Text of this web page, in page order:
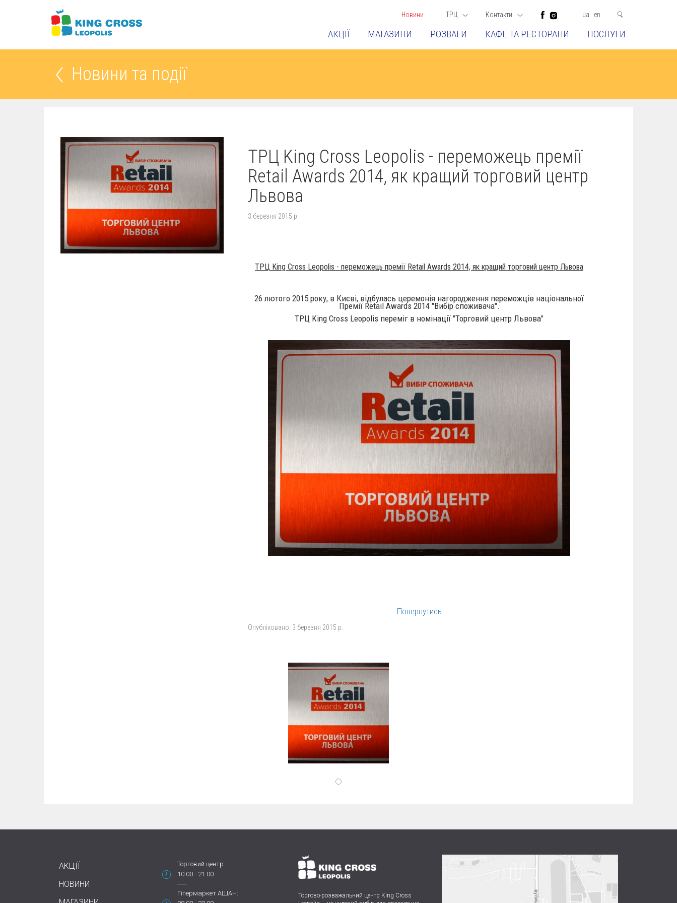
Новини ТРЦ Контакти ua en
АКЦІЇ МАГАЗИНИ РОЗВАГИ КАФЕ ТА РЕСТОРАНИ ПОСЛУГИ
Новини та події
ТРЦ King Cross Leopolis - переможець премії
Retail Awards 2014, як кращий торговий центр
Львова
3 березня 2015 р.
ТРЦ King Cross Leopolis - переможець премії Retail Awards 2014, як кращий торговий центр Львова
26 лютого 2015 року, в Києві, відбулась церемонія нагородження переможців національної
Премії Retail Awards 2014 "Вибір споживача".
ТРЦ King Cross Leopolis переміг в номінації "Торговий центр Львова"
Повернутись
Опубліковано: 3 березня 2015 р.
АКЦІЇ
НОВИНИ
Торговий центр:
10.00 - 21.00
Гіпермаркет АШАН:
Торгово-розважальний центр King Cross